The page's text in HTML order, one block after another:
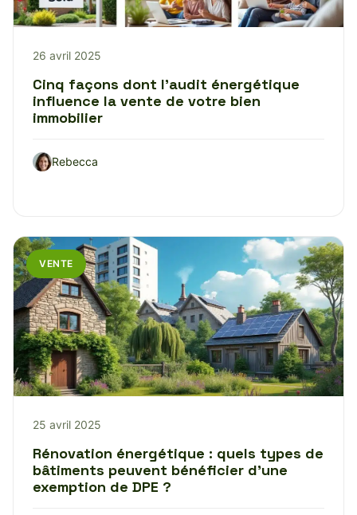
26 avril 2025
Cinq façons dont l’audit énergétique
influence la vente de votre bien
immobilier
Rebecca
VENTE
25 avril 2025
Rénovation énergétique : quels types de
bâtiments peuvent bénéficier d’une
exemption de DPE ?